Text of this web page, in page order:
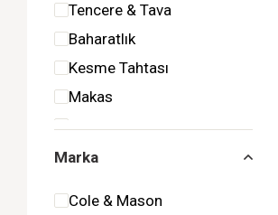
Tencere & Tava
Baharatlık
Kesme Tahtası
Makas
Kesilmez Eldiven
Meyve Sıkacağı
Marka
Cole & Mason